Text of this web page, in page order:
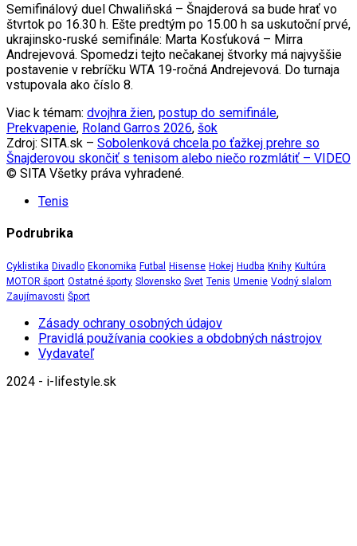
Semifinálový duel Chwaliňská – Šnajderová sa bude hrať vo
štvrtok po 16.30 h. Ešte predtým po 15.00 h sa uskutoční prvé,
ukrajinsko-ruské semifinále: Marta Kosťuková – Mirra
Andrejevová. Spomedzi tejto nečakanej štvorky má najvyššie
postavenie v rebríčku WTA 19-ročná Andrejevová. Do turnaja
vstupovala ako číslo 8.
Viac k témam: dvojhra žien, postup do semifinále,
Prekvapenie, Roland Garros 2026, šok
Zdroj: SITA.sk – Sobolenková chcela po ťažkej prehre so
Šnajderovou skončiť s tenisom alebo niečo rozmlátiť – VIDEO
© SITA Všetky práva vyhradené.
Tenis
Podrubrika
Cyklistika Divadlo Ekonomika Futbal Hisense Hokej Hudba Knihy Kultúra
MOTOR šport Ostatné športy Slovensko Svet Tenis Umenie Vodný slalom
Zaujímavosti Šport
Zásady ochrany osobných údajov
Pravidlá používania cookies a obdobných nástrojov
Vydavateľ
2024 - i-lifestyle.sk